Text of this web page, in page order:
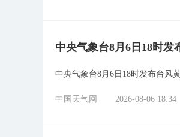
中央气象台8月6日18时发
中央气象台8月6日18时发布台风
中国天气网 2026-08-06 18:34